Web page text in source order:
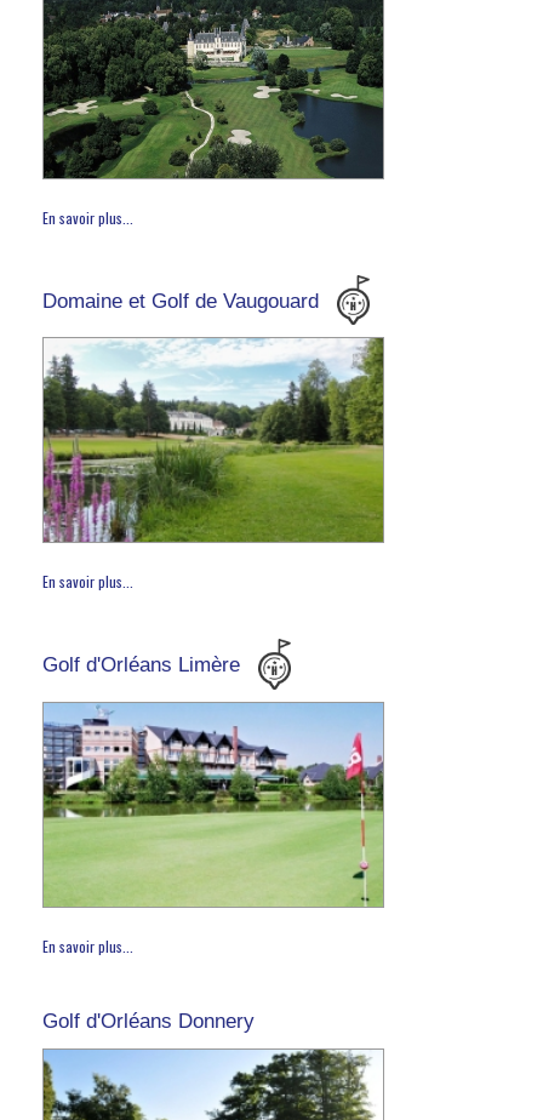
En savoir plus...
Domaine et Golf de Vaugouard
En savoir plus...
Golf d'Orléans Limère
En savoir plus...
Golf d'Orléans Donnery